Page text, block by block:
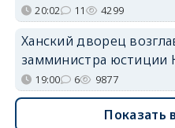
20:02 11 4299
Ханский дворец
замминистра юстиции
19:00 6 9877
Показать